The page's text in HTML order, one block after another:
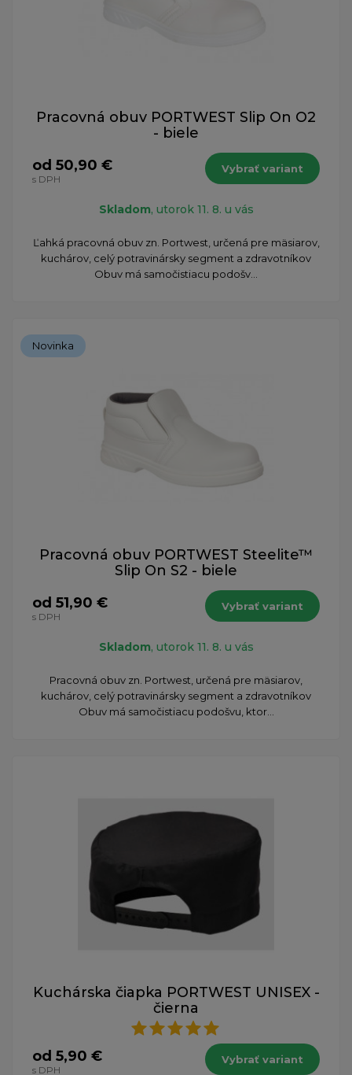
Pracovná obuv PORTWEST Slip On O2
- biele
od 50,90 €
s DPH
Vybrať variant
Skladom, utorok 11. 8. u vás
​Ľahká pracovná obuv zn. Portwest, určená pre mäsiarov,
kuchárov, celý potravinársky segment a zdravotníkov
Obuv má samočistiacu podošv...
Novinka
Pracovná obuv PORTWEST Steelite™
Slip On S2 - biele
od 51,90 €
s DPH
Vybrať variant
Skladom, utorok 11. 8. u vás
​Pracovná obuv zn. Portwest, určená pre mäsiarov,
kuchárov, celý potravinársky segment a zdravotníkov
Obuv má samočistiacu podošvu, ktor...
Kuchárska čiapka PORTWEST UNISEX -
čierna
od 5,90 €
s DPH
Vybrať variant